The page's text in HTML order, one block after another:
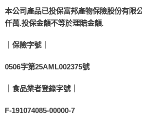
本公司產品已投保富邦產物保險股份有限
仟萬.投保金額不等於理賠金額.
｜保險字號｜
0506字第25AML002375號
｜食品業者登錄字號｜
F-191074085-00000-7